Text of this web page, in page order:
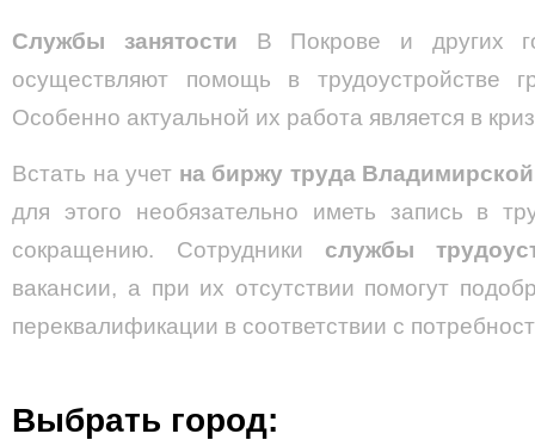
Службы занятости В Покрове и других
осуществляют помощь в трудоустройстве
Особенно актуальной их работа является в
Встать на учет на биржу труда
для этого необязательно иметь запись в
сокращению. Сотрудники службы
вакансии, а при их отсутствии помогут
переквалификации в соответствии с
Выбрать город: